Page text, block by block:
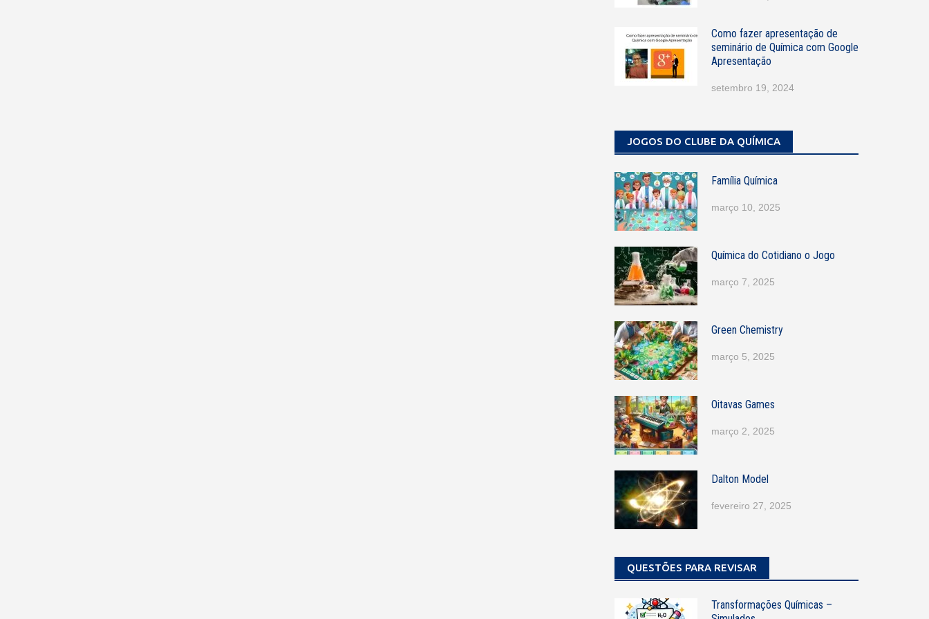
Como fazer apresentação de
seminário de Química com Google
Apresentação
setembro 19, 2024
JOGOS DO CLUBE DA QUÍMICA
Família Química
março 10, 2025
Química do Cotidiano o Jogo
março 7, 2025
Green Chemistry
março 5, 2025
Oitavas Games
março 2, 2025
Dalton Model
fevereiro 27, 2025
QUESTÕES PARA REVISAR
Transformações Químicas –